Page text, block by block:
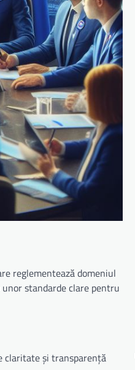
reglementează domeniul
standarde clare pentru
claritate și transparență